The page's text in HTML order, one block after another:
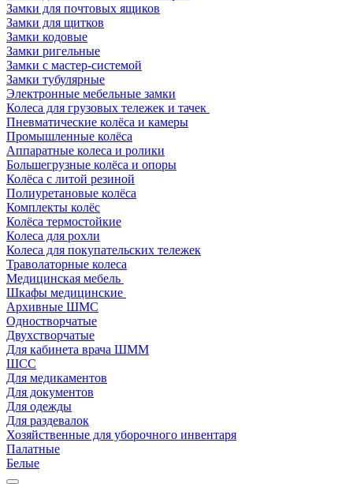
Замки для почтовых ящиков
Замки для щитков
Замки кодовые
Замки ригельные
Замки с мастер-системой
Замки тубулярные
Электронные мебельные замки
Колеса для грузовых тележек и тачек
Пневматические колёса и камеры
Промышленные колёса
Аппаратные колеса и ролики
Большегрузные колёса и опоры
Колёса с литой резиной
Полиуретановые колёса
Комплекты колёс
Колёса термостойкие
Колеса для рохли
Колеса для покупательских тележек
Траволаторные колеса
Медицинская мебель
Шкафы медицинские
Архивные ШМС
Одностворчатые
Двухстворчатые
Для кабинета врача ШММ
ШСС
Для медикаментов
Для документов
Для одежды
Для раздевалок
Хозяйственные для уборочного инвентаря
Палатные
Белые